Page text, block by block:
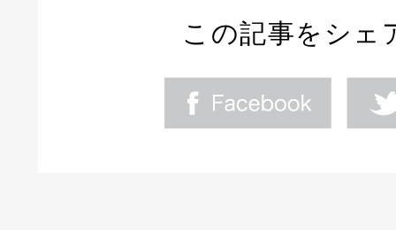
この記事をシェ